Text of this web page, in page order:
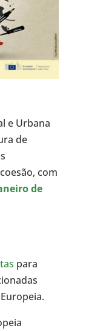
e Urbana
de
com
de
para